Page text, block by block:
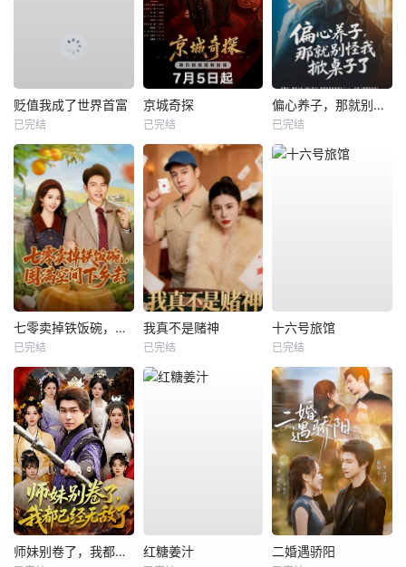
贬值我成了世界首富
已完结
京城奇探
已完结
偏心养子，那就别怪我掀桌子了
已完结
七零卖掉铁饭碗，囤满空间下乡去
已完结
我真不是赌神
已完结
十六号旅馆
已完结
师妹别卷了，我都已经无敌了 红糖姜汁 二婚遇骄阳